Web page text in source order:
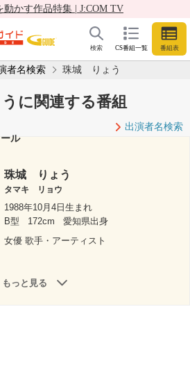
動かす作品特集 | J:COM TV
CS番組一覧 番組表
検索
者名検索 珠城 りょう
に関連する番組
出演者名検索
ル
珠城 りょう
タマキ リョウ
1988年10月4日生まれ
B型
172cm
愛知県出身
女優 歌手・アーティスト
もっと見る